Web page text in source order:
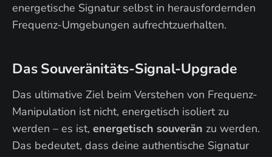
energetische Signatur selbst in herausfordernden
Frequenz-Umgebungen aufrechtzuerhalten.
Das Souveränitäts-Signal-Upgrade
Das ultimative Ziel beim Verstehen von Frequenz-
Manipulation ist nicht, energetisch isoliert zu
werden – es ist, energetisch souverän zu werden.
Das bedeutet, dass deine authentische Signatur